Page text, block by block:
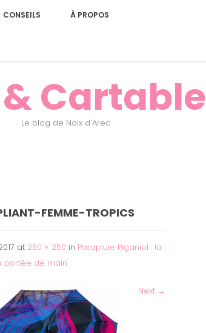
CONSEILS À PROPOS
Cartable
Le blog de Noix d'Arec
FEMME-TROPICS
at 250 × 250 in Parapluie Piganiol : la
portée de main
Next →